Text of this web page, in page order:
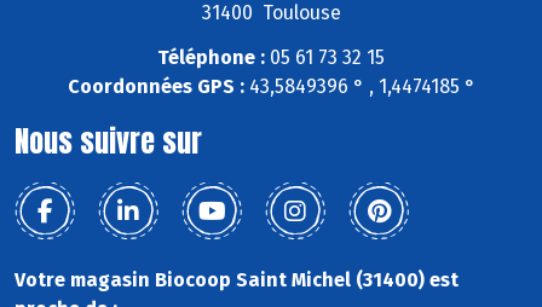
31400 Toulouse
Téléphone : 05 61 73 32 15
Coordonnées GPS :43,5849396 ° , 1,4474185 °
Nous suivre sur
Votre magasin Biocoop Saint Michel (31400) est